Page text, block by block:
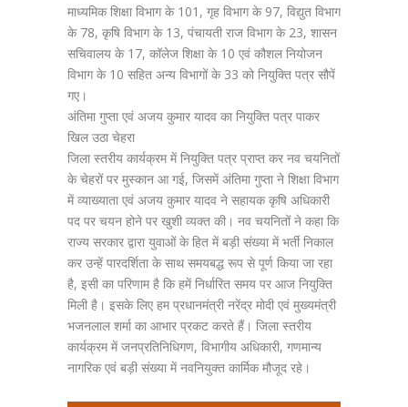
माध्यमिक शिक्षा विभाग के 101, गृह विभाग के 97, विद्युत विभाग
के 78, कृषि विभाग के 13, पंचायती राज विभाग के 23, शासन
सचिवालय के 17, कॉलेज शिक्षा के 10 एवं कौशल नियोजन
विभाग के 10 सहित अन्य विभागों के 33 को नियुक्ति पत्र सौपें
गए।
अंतिमा गुप्ता एवं अजय कुमार यादव का नियुक्ति पत्र पाकर
खिल उठा चेहरा
जिला स्तरीय कार्यक्रम में नियुक्ति पत्र प्राप्त कर नव चयनितों
के चेहरों पर मुस्कान आ गई, जिसमें अंतिमा गुप्ता ने शिक्षा विभाग
में व्याख्याता एवं अजय कुमार यादव ने सहायक कृषि अधिकारी
पद पर चयन होने पर खुशी व्यक्त की। नव चयनितों ने कहा कि
राज्य सरकार द्वारा युवाओं के हित में बड़ी संख्या में भर्ती निकाल
कर उन्हें पारदर्शिता के साथ समयबद्ध रूप से पूर्ण किया जा रहा
है, इसी का परिणाम है कि हमें निर्धारित समय पर आज नियुक्ति
मिली है। इसके लिए हम प्रधानमंत्री नरेंद्र मोदी एवं मुख्यमंत्री
भजनलाल शर्मा का आभार प्रकट करते हैं। जिला स्तरीय
कार्यक्रम में जनप्रतिनिधिगण, विभागीय अधिकारी, गणमान्य
नागरिक एवं बड़ी संख्या में नवनियुक्त कार्मिक मौजूद रहे।